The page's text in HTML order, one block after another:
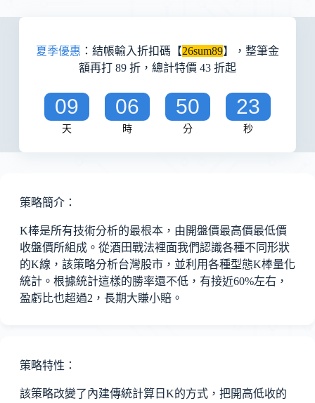
夏季優惠 ：結帳輸入折扣碼【26sum89】，整筆金
額再打 89 折，總計特價 43 折起
09
天
06
時
50
分
23
秒
策略簡介：
K棒是所有技術分析的最根本，由開盤價最高價最低價
收盤價所組成。從酒田戰法裡面我們認識各種不同形狀
的K線，該策略分析台灣股市，並利用各種型態K棒量化
統計。根據統計這樣的勝率還不低，有接近60%左右，
盈虧比也超過2，長期大賺小賠。
策略特性：
該策略改變了內建傳統計算日K的方式，把開高低收的